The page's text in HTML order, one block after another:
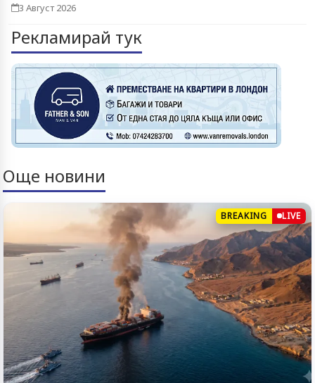
3 Август 2026
Рекламирай тук
Още новини
BREAKING LIVE